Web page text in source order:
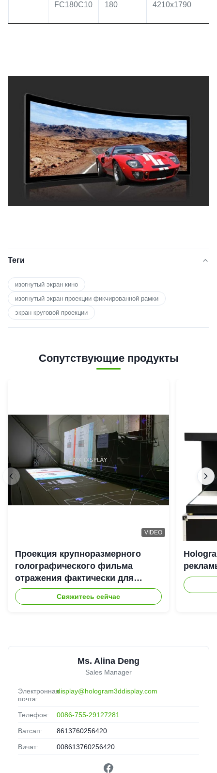
FC180C10 180 4210x1790
Теги
изогнутый экран кино
изогнутый экран проекции фикчированной рамки
экран круговой проекции
Сопутствующие продукты
VIDEO
Проекция крупноразмерного
голографического фильма
отражения фактически для
системы репроектора Hologram
3D
Свяжитесь сейчас
Ms. Alina Deng
Sales Manager
Электронная
почта:
display@hologram3ddisplay.com
Телефон: 0086-755-29127281
Ватсап: 8613760256420
Вичат: 008613760256420